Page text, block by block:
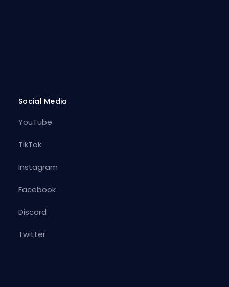
Social Media
YouTube
TikTok
Instagram
Facebook
Discord
Twitter